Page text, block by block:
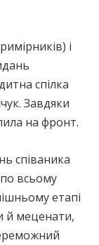
і
спілка
Завдяки
на фронт.
співаника
всьому
етапі
й меценати,